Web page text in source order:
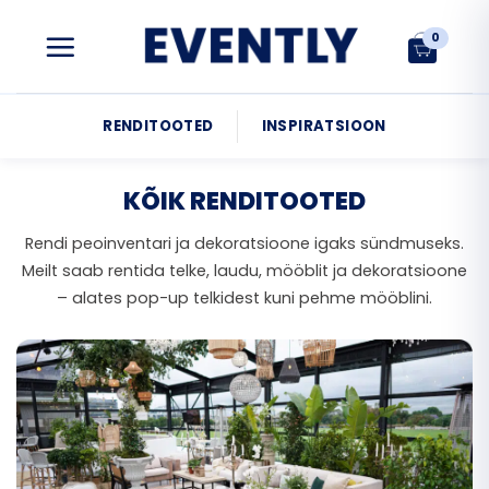
0
RENDITOOTED INSPIRATSIOON
KÕIK RENDITOOTED
Rendi peoinventari ja dekoratsioone igaks sündmuseks.
Meilt saab rentida telke, laudu, mööblit ja dekoratsioone
– alates pop-up telkidest kuni pehme mööblini.